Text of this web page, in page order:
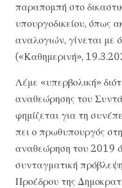
παραπομπή στο
υπουργοδικείου, όπως
αναλογιών, γίνεται με
(«Καθημερινή»,
Λέμε «υπερβολική»
αναθεώρησης του
φημίζεται για τη
πει ο πρωθυπουργός
αναθεώρηση του 2019
συνταγματική
Προέδρου της